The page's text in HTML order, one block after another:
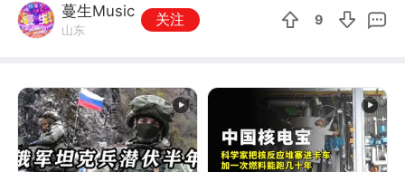
蔓生Music
山东
关注 9